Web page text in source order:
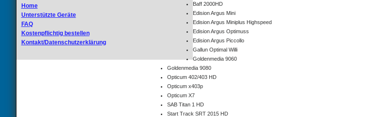
Home
Unterstützte Geräte
FAQ
Kostenpflichtig bestellen
Kontakt/Datenschutzerklärung
Baff 2000HD
Edision Argus Mini
Edision Argus Miniplus Highspeed
Edision Argus Optimuss
Edision Argus Piccollo
Gallun Optimal Willi
Goldenmedia 9060
Goldenmedia 9080
Opticum 402/403 HD
Opticum x403p
Opticum X7
SAB Titan 1 HD
Start Track SRT 2015 HD